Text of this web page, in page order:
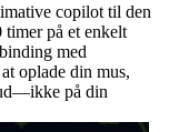
copilot til den
timer på et enkelt
med
oplade din mus,
på din